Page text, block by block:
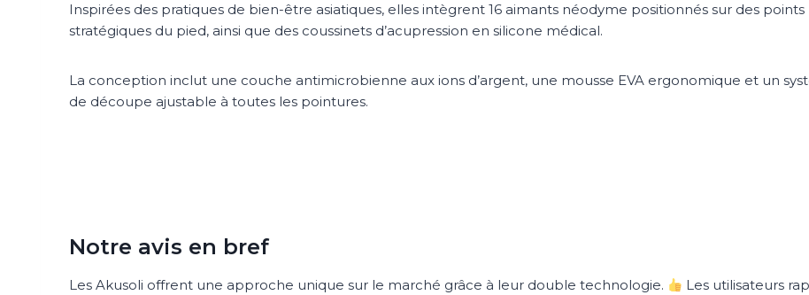
Inspirées des pratiques de bien-être asiatiques, elles intègrent 16 aimants néodyme positionnés sur des points
stratégiques du pied, ainsi que des coussinets d’acupression en silicone médical.
La conception inclut une couche antimicrobienne aux ions d’argent, une mousse EVA ergonomique et un
de découpe ajustable à toutes les pointures.
Notre avis en bref
Les Akusoli offrent une approche unique sur le marché grâce à leur double technologie. Les utilisateurs